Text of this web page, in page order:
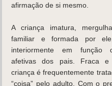
afirmação de si mesmo.
A criança imatura,
familiar e formada por
interiormente em função
afetivas dos pais. Fraca e
criança é frequentemente
“coisa” pelo adulto. Com o